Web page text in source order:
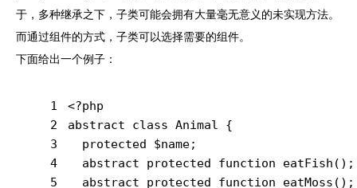
于，多种继承之下，子类可能会拥有大量毫无意义的未实现方法。
而通过组件的方式，子类可以选择需要的组件。
下面给出一个例子：
1
2
3
4
5
<?php
abstract
class Animal
{
protected $name;
abstract
protected function eatFish () ;
abstract
protected function eatMoss () ;